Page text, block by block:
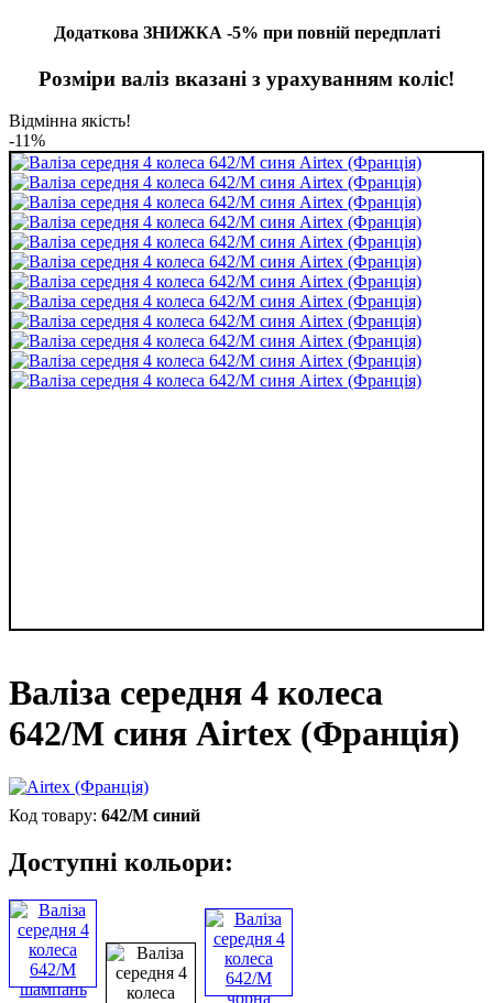
Додаткова ЗНИЖКА -5% при повній передплаті
Розміри валіз вказані з урахуванням коліс!
Відмінна якість!
-11%
Валіза середня 4 колеса
642/M синя Airtex (Франція)
642/M синий
Доступні кольори: